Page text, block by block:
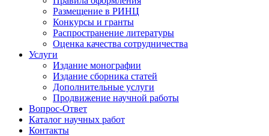
Размещение в РИНЦ
Конкурсы и гранты
Распространение литературы
Оценка качества сотрудничества
Услуги
Издание монографии
Издание сборника статей
Дополнительные услуги
Продвижение научной работы
Вопрос-Ответ
Каталог научных работ
Контакты